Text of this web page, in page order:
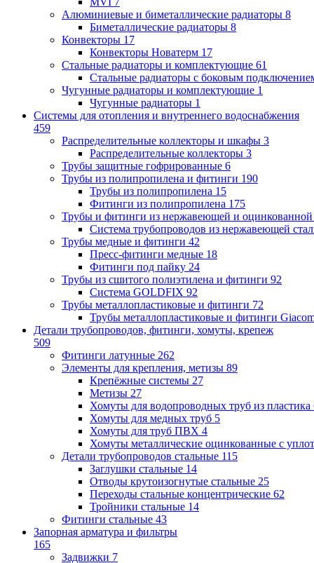
Алюминиевые и биметаллические радиаторы 8
Биметаллические радиаторы 8
Конвекторы 17
Конвекторы Новатерм 17
Стальные радиаторы и комплектующие 61
Стальные радиаторы с боковым
Чугунные радиаторы и комплектующие 1
Чугунные радиаторы 1
Системы для отопления и внутреннего водоснабжения
459
Распределительные коллекторы и шкафы 3
Распределительные коллекторы 3
Трубы защитные гофрированные 6
Трубы из полипропилена и фитинги 190
Трубы из полипропилена 15
Фитинги из полипропилена 175
Трубы и фитинги из нержавеющей и оцинкованной
Система трубопроводов из нержавеющей
Трубы медные и фитинги 42
Пресс-фитинги медные 18
Фитинги под пайку 24
Трубы из сшитого полиэтилена и фитинги 92
Система GOLDFIX 92
Трубы металлопластиковые и фитинги 72
Трубы металлопластиковые и фитинги
Детали трубопроводов, фитинги, хомуты, крепеж
509
Фитинги латунные 262
Элементы для крепления, метизы 89
Крепёжные системы 27
Метизы 27
Хомуты для водопроводных труб из пластика
Хомуты для медных труб 5
Хомуты для труб ПВХ 4
Хомуты металлические оцинкованные с
Детали трубопроводов стальные 115
Заглушки стальные 14
Отводы крутоизогнутые стальные 25
Переходы стальные концентрические 62
Тройники стальные 14
Фитинги стальные 43
Запорная арматура и фильтры
165
Задвижки 7